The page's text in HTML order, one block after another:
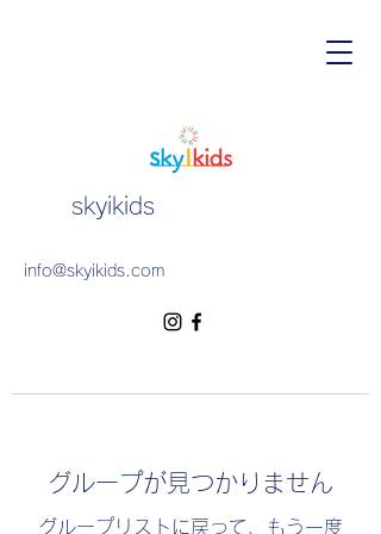
skyikids
info@skyikids.com
グループが見つかりません
グループリストに戻って、もう一度